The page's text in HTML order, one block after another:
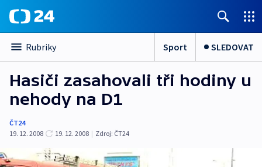
Rubriky Sport SLEDOVAT
Hasiči zasahovali tři hodiny u
nehody na D1
ČT24
19. 12. 2008
19. 12. 2008 | Zdroj: ČT24